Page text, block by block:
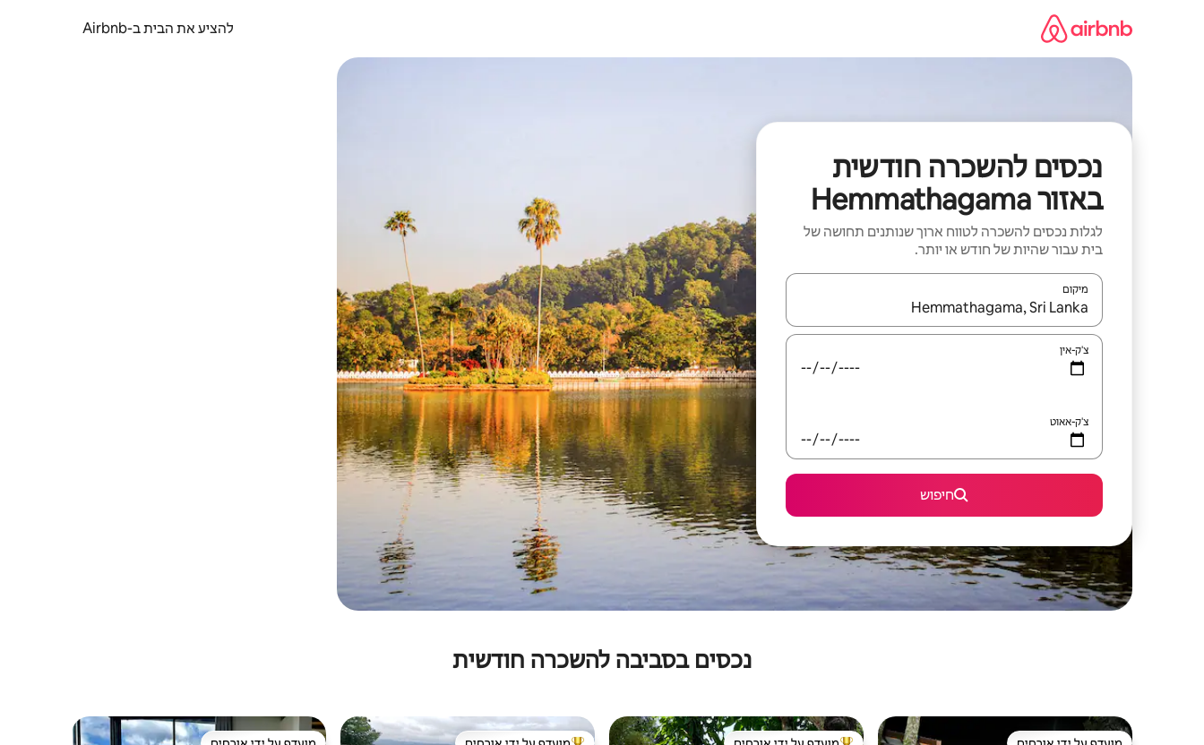
להציע את הבית ב-Airbnb
נכסים להשכרה חודשית
באזור Hemmathagama
לגלות נכסים להשכרה לטווח ארוך שנותנים תחושה של
בית עבור שהיות של חודש או יותר.
מיקום
כאשר התוצאות יהיו זמינות, יש לנווט עם מקשי החיצים למעלה ולמטה או לעיין בעזרת תנועות מגע או החלקה.
צ'ק-אין
צ'ק-אאוט
חיפוש
נכסים בסביבה להשכרה חודשית